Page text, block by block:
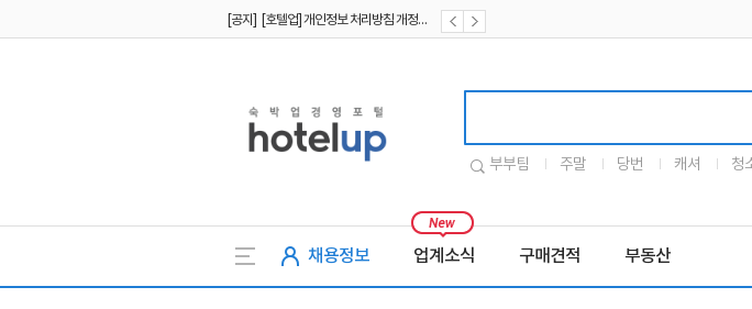
[공지] [호텔업] 개인정보 처리방침 개정본1 (19.09.02)
부부팀 주말 당번 캐셔 청
채용정보 업계소식 구매견적 부동산